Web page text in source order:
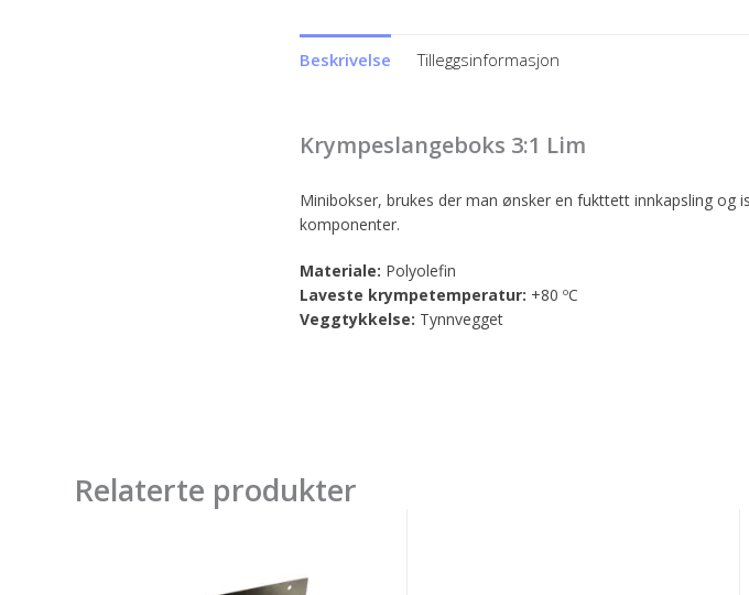
Beskrivelse Tilleggsinformasjon
Krympeslangeboks 3:1 Lim
Minibokser, brukes der man ønsker en fukttett innkapsling og
komponenter.
Materiale: Polyolefin
Laveste krympetemperatur: +80 ºC
Veggtykkelse: Tynnvegget
Relaterte produkter